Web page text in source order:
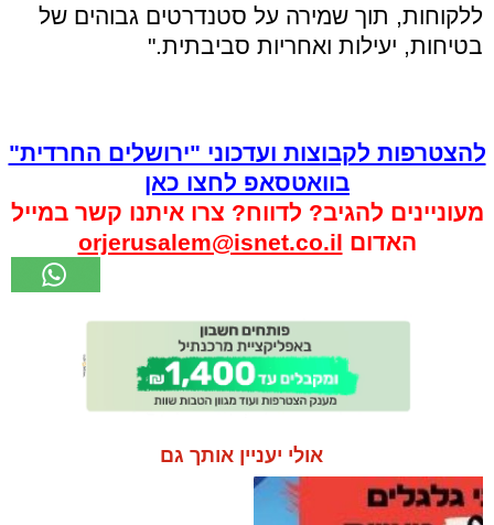
ללקוחות, תוך שמירה על סטנדרטים גבוהים של
בטיחות, יעילות ואחריות סביבתית."
להצטרפות לקבוצות ועדכוני "ירושלים החרדית"
בוואטסאפ לחצו כאן
מעוניינים להגיב? לדווח? צרו איתנו קשר במייל
האדום orjerusalem@isnet.co.il
אולי יעניין אותך גם